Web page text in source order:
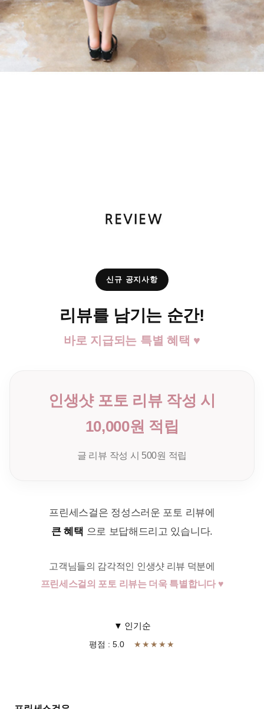
신규 공지사항
리뷰를 남기는 순간!
바로 지급되는 특별 혜택 ♥
인생샷 포토 리뷰 작성 시
10,000원 적립
글 리뷰 작성 시 500원 적립
프린세스걸은 정성스러운 포토 리뷰에
큰 혜택 으로 보답해드리고 있습니다.
고객님들의 감각적인 인생샷 리뷰 덕분에
프린세스걸의 포토 리뷰는 더욱 특별합니다 ♥
▼ 인기순
평점 : 5.0 ★★★★★